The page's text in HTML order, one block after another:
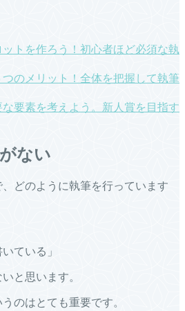
トを作ろう！初心者ほど必須な執
のメリット！全体を把握して執筆
要素を考えよう。新人賞を目指す
ない
どのように執筆を行っています
ている」
と思います。
のはとても重要です。